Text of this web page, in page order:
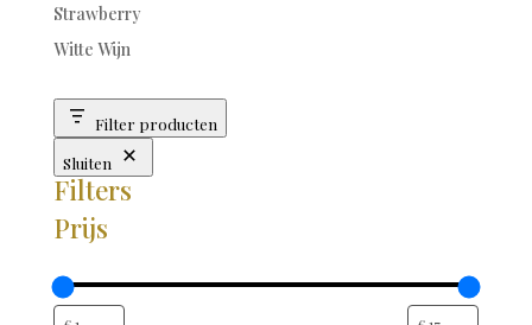
Strawberry
Witte Wijn
Filter producten
Sluiten
Filters
Prijs